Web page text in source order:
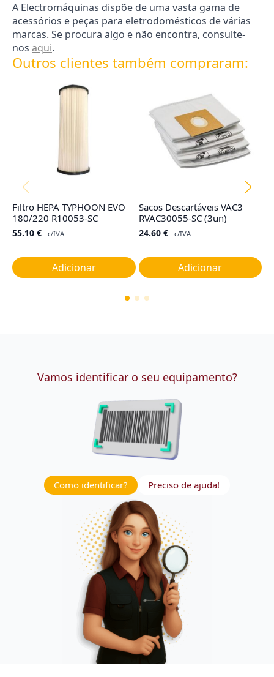
A Electromáquinas dispõe de uma vasta gama de
acessórios e peças para eletrodomésticos de várias
marcas. Se procura algo e não encontra, consulte-
nos aqui.
Outros clientes também compraram:
Filtro HEPA TYPHOON EVO
180/220 R10053-SC
55.10 € c/IVA
Adicionar
Sacos Descartáveis VAC3
RVAC30055-SC (3un)
24.60 € c/IVA
Adicionar
Vamos identificar o seu equipamento?
Como identificar? Preciso de ajuda!